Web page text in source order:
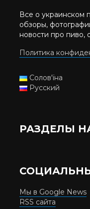
Все о украинском
обзоры,
новости про пиво,
Политика
Солов'їна
Русский
РАЗДЕЛЫ
Мы в Google News
RSS сайта